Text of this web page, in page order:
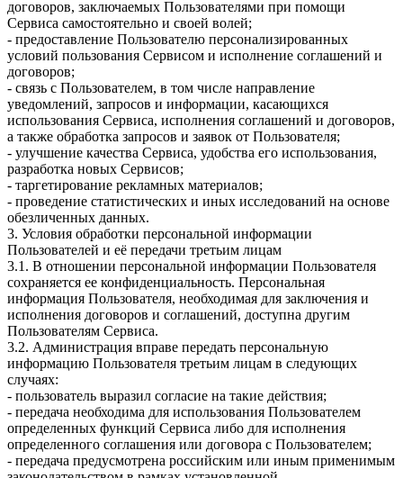
договоров, заключаемых Пользователями при помощи
Сервиса самостоятельно и своей волей;
- предоставление Пользователю персонализированных
условий пользования Сервисом и исполнение соглашений и
договоров;
- связь с Пользователем, в том числе направление
уведомлений, запросов и информации, касающихся
использования Сервиса, исполнения соглашений и договоров,
а также обработка запросов и заявок от Пользователя;
- улучшение качества Сервиса, удобства его использования,
разработка новых Сервисов;
- таргетирование рекламных материалов;
- проведение статистических и иных исследований на основе
обезличенных данных.
3. Условия обработки персональной информации
Пользователей и её передачи третьим лицам
3.1. В отношении персональной информации Пользователя
сохраняется ее конфиденциальность. Персональная
информация Пользователя, необходимая для заключения и
исполнения договоров и соглашений, доступна другим
Пользователям Сервиса.
3.2. Администрация вправе передать персональную
информацию Пользователя третьим лицам в следующих
случаях:
- пользователь выразил согласие на такие действия;
- передача необходима для использования Пользователем
определенных функций Сервиса либо для исполнения
определенного соглашения или договора с Пользователем;
- передача предусмотрена российским или иным применимым